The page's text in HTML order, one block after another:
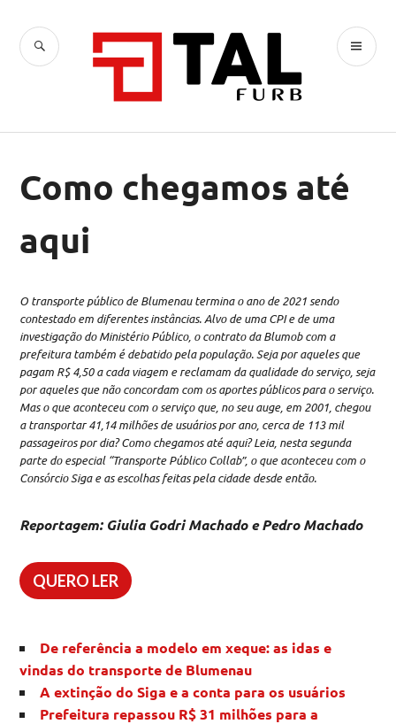
para
conteúdo
TAL
BUSCA
Como chegamos até
aqui
O transporte público de Blumenau termina o ano de 2021 sendo
contestado em diferentes instâncias. Alvo de uma CPI e de uma
investigação do Ministério Público, o contrato da Blumob com a
prefeitura também é debatido pela população. Seja por aqueles que
pagam R$ 4,50 a cada viagem e reclamam da qualidade do serviço, seja
por aqueles que não concordam com os aportes públicos para o serviço.
Mas o que aconteceu com o serviço que, no seu auge, em 2001, chegou
a transportar 41,14 milhões de usuários por ano, cerca de 113 mil
passageiros por dia? Como chegamos até aqui? Leia, nesta segunda
parte do especial “Transporte Público Collab”, o que aconteceu com o
Consórcio Siga e as escolhas feitas pela cidade desde então.
Reportagem: Giulia Godri Machado e Pedro Machado
QUERO LER
De referência a modelo em xeque: as idas e
vindas do transporte de Blumenau
A extinção do Siga e a conta para os usuários
Prefeitura repassou R$ 31 milhões para a